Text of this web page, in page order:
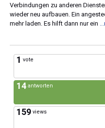
Verbindungen zu anderen
wieder neu aufbauen. Ein
mehr laden. Es hilft dann nur ein
1 vote
14 antworten
159 views